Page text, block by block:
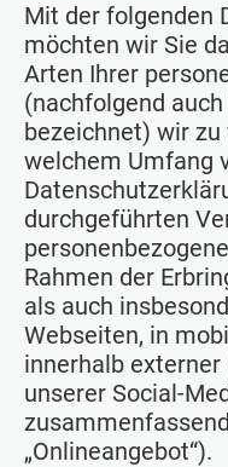
Mit der folgenden
möchten wir Sie
Arten Ihrer
(nachfolgend auch
bezeichnet) wir
welchem Umfang
durchgeführten
Rahmen der
als auch
Webseiten, in
innerhalb externer
unserer Social-
„Onlineangebot“).